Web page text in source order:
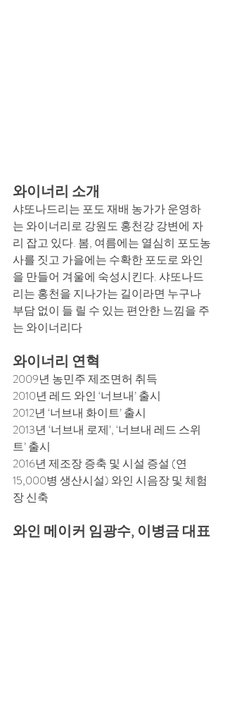
와이너리 소개
샤또나드리는 포도 재배 농가가 운영하
는 와이너리로 강원도 홍천강 강변에 자
리 잡고 있다. 봄, 여름에는 열심히 포도농
사를 짓고 가을에는 수확한 포도로 와인
을 만들어 겨울에 숙성시킨다. 샤또나드
리는 홍천을 지나가는 길이라면 누구나
부담 없이 들 릴 수 있는 편안한 느낌을 주
는 와이너리다
와이너리 연혁
2009년 농민주 제조면허 취득
2010년 레드 와인 ‘너브내’ 출시
2012년 ‘너브내 화이트’ 출시
2013년 ‘너브내 로제’, ‘너브내 레드 스위
트’ 출시
2016년 제조장 증축 및 시설 증설 (연
15,000병 생산시설) 와인 시음장 및 체험
장 신축
와인 메이커 임광수, 이병금 대표